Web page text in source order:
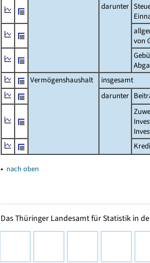
darunter
von
Vermögenshaushalt
insgesamt
darunter
▴ nach oben
Das Thüringer Landesamt für Statistik in